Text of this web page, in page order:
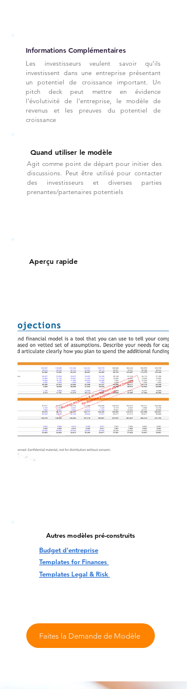
Informations Complémentaires
Les investisseurs veulent savoir qu’ils
investissent dans une entreprise présentant
un potentiel de croissance important. Un
pitch deck peut mettre en évidence
l'évolutivité de l'entreprise, le modèle de
revenus et les preuves du potentiel de
croissance
Quand utiliser le modèle
Agit comme point de départ pour initier des
discussions. Peut être utilisé pour contacter
des investisseurs et diverses parties
prenantes/partenaires potentiels
Aperçu rapide
Autres modèles pré-construits
Budget d'entreprise
Templates for Finances
Templates Legal & Risk
Faites la Demande de Modèle